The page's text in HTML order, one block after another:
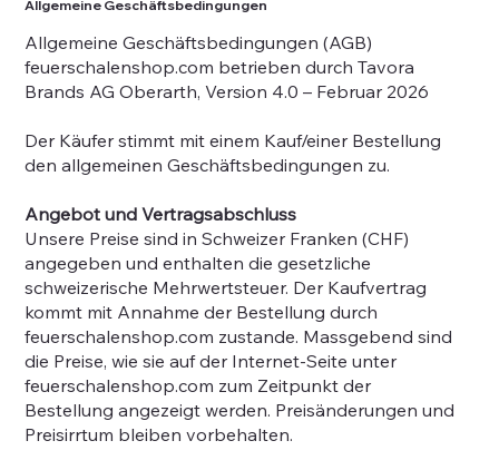
Allgemeine Geschäftsbedingungen
Allgemeine Geschäftsbedingungen (AGB)
feuerschalenshop.com betrieben durch Tavora
Brands AG Oberarth, Version 4.0 – Februar 2026
Der Käufer stimmt mit einem Kauf/einer Bestellung
den allgemeinen Geschäftsbedingungen zu.
Angebot und Vertragsabschluss
Unsere Preise sind in Schweizer Franken (CHF)
angegeben und enthalten die gesetzliche
schweizerische Mehrwertsteuer. Der Kaufvertrag
kommt mit Annahme der Bestellung durch
feuerschalenshop.com zustande. Massgebend sind
die Preise, wie sie auf der Internet-Seite unter
feuerschalenshop.com zum Zeitpunkt der
Bestellung angezeigt werden. Preisänderungen und
Preisirrtum bleiben vorbehalten.